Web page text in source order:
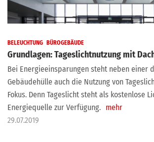
BELEUCHTUNG BÜROGEBÄUDE
Grundlagen: Tageslichtnutzung mit
Bei Energieeinsparungen steht neben einer
Gebäudehülle auch die Nutzung von
Fokus. Denn Tageslicht steht als kostenlose
Energiequelle zur Verfügung. mehr
29.07.2019